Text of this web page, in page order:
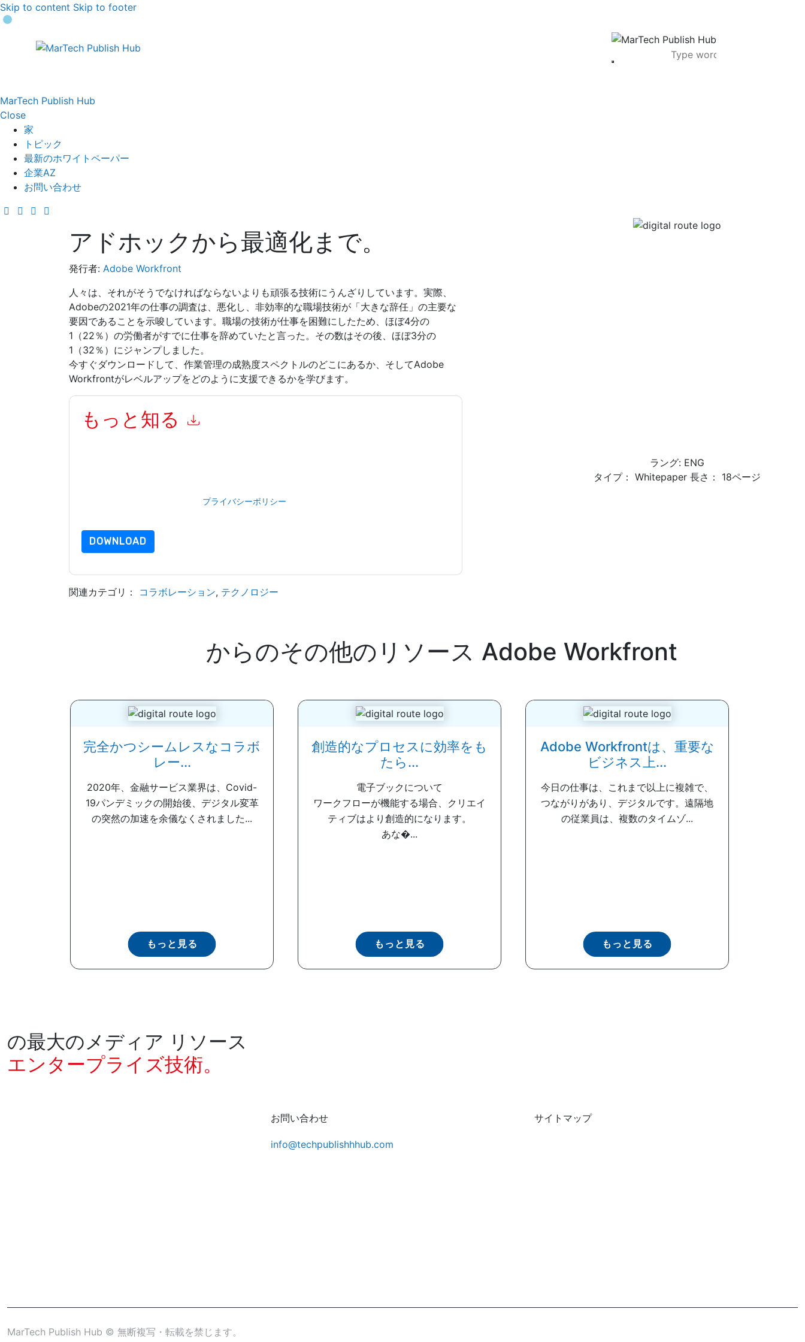
Skip to content Skip to footer
MarTech Publish Hub
Close
家
トピック
最新のホワイトペーパー
企業AZ
お問い合わせ
アドホックから最適化まで。
発行者: Adobe Workfront
人々は、それがそうでなければならないよりも頑張る技術にうんざりしています。実際、
Adobeの2021年の仕事の調査は、悪化し、非効率的な職場技術が「大きな辞任」の主要な
要因であることを示唆しています。職場の技術が仕事を困難にしたため、ほぼ4分の
1（22％）の労働者がすでに仕事を辞めていたと言った。その数はその後、ほぼ3分の
1（32％）にジャンプしました。
今すぐダウンロードして、作業管理の成熟度スペクトルのどこにあるか、そしてAdobe
Workfrontがレベルアップをどのように支援できるかを学びます。
もっと知る
プライバシーポリシー
DOWNLOAD
関連カテゴリ： コラボレーション, テクノロジー
ラング: ENG
タイプ： Whitepaper 長さ： 18ページ
からのその他のリソース Adobe Workfront
完全かつシームレスなコラボ
レー...
2020年、金融サービス業界は、Covid-
19パンデミックの開始後、デジタル変革
の突然の加速を余儀なくされました...
もっと見る
創造的なプロセスに効率をも
たら...
電子ブックについて
ワークフローが機能する場合、クリエイ
ティブはより創造的になります。
あな�...
もっと見る
Adobe Workfrontは、重要な
ビジネス上...
今日の仕事は、これまで以上に複雑で、
つながりがあり、デジタルです。遠隔地
の従業員は、複数のタイムゾ...
もっと見る
の最大のメディア リソース
エンタープライズ技術。
お問い合わせ
info@techpublishhhub.com
サイトマップ
MarTech Publish Hub © 無断複写・転載を禁じます。